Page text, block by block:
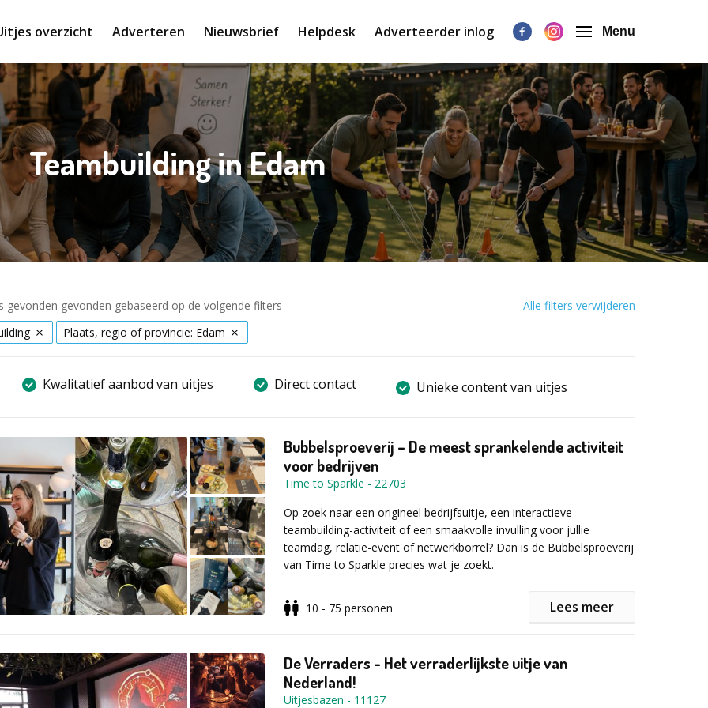
overzicht Adverteren Nieuwsbrief Helpdesk Adverteerder inlog Menu
Teambuilding in Edam
gevonden gevonden gebaseerd op de volgende filters
Alle filters verwijderen
Plaats, regio of provincie: Edam
Kwalitatief aanbod van uitjes Direct contact Unieke content van uitjes
Bubbelsproeverij – De meest sprankelende activiteit
voor bedrijven
Time to Sparkle - 22703
Op zoek naar een origineel bedrijfsuitje, een interactieve
teambuilding-activiteit of een smaakvolle invulling voor jullie
teamdag, relatie-event of netwerkborrel? Dan is de Bubbelsproeverij
van Time to Sparkle precies wat je zoekt.
Tijdens deze mousserende wijnproeverij ontdek je samen hoe
geluid!) en proeft verschillende hoogwaardige bubbelwijnen. Geen
ingewikkelde vinologentaal, maar een luchtige en leuke tasting
waarin je gegarandeerd iets leert én veel lacht.
10 - 75 personen Lees meer
De Verraders - Het verraderlijkste uitje van
Nederland!
Uitjesbazen - 11127